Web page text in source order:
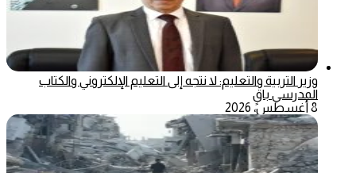
وزير التربية والتعليم: لا نتجه إلى التعليم الإلكتروني والكتاب
المدرسي باقٍ
8 أغسطس، 2026